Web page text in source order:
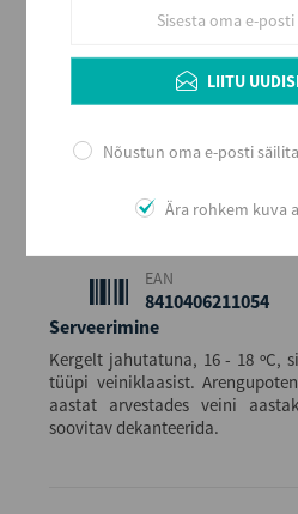
Tugev ja vürtsikas
Kuiv
Alkoholi sisaldus
Maht (L)
Kogus kastis
EAN
8410406211054
Serveerimine
Kergelt jahutatuna, 16 - 18 ºC,
tüüpi veiniklaasist.
aastat arvestades veini
soovitav dekanteerida.
LIITU
Nõustun oma e-posti
Ära rohkem kuva